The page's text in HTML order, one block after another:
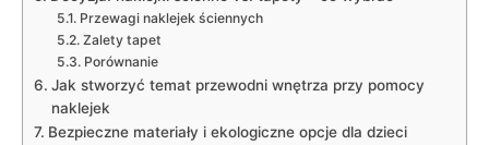
Przewagi naklejek ściennych
Zalety tapet
Porównanie
Jak stworzyć temat przewodni wnętrza przy ⁢pomocy
naklejek
Bezpieczne materiały i ‍ekologiczne opcje dla dzieci